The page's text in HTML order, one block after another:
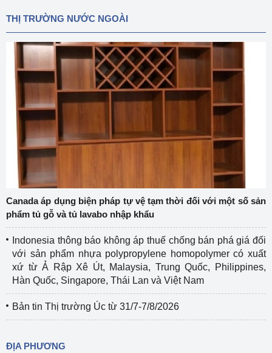
THỊ TRƯỜNG NƯỚC NGOÀI
Canada áp dụng biện pháp tự vệ tạm thời đối với một số sản
phẩm tủ gỗ và tủ lavabo nhập khẩu
Indonesia thông báo không áp thuế chống bán phá giá đối
với sản phẩm nhựa polypropylene homopolymer có xuất
xứ từ Ả Rập Xê Út, Malaysia, Trung Quốc, Philippines,
Hàn Quốc, Singapore, Thái Lan và Việt Nam
Bản tin Thị trường Úc từ 31/7-7/8/2026
ĐỊA PHƯƠNG